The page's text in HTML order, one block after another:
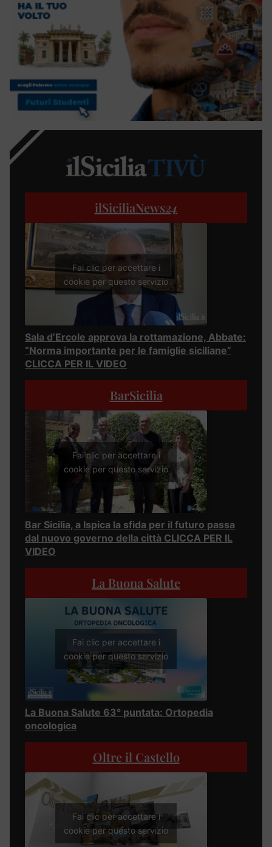
ilSiciliaNews24
Fai clic per accettare i
cookie per questo servizio
Sala d’Ercole approva la rottamazione, Abbate:
“Norma importante per le famiglie siciliane”
CLICCA PER IL VIDEO
BarSicilia
Fai clic per accettare i
cookie per questo servizio
Bar Sicilia, a Ispica la sfida per il futuro passa
dal nuovo governo della città CLICCA PER IL
VIDEO
La Buona Salute
Fai clic per accettare i
cookie per questo servizio
La Buona Salute 63° puntata: Ortopedia
oncologica
Oltre il Castello
Fai clic per accettare i
cookie per questo servizio